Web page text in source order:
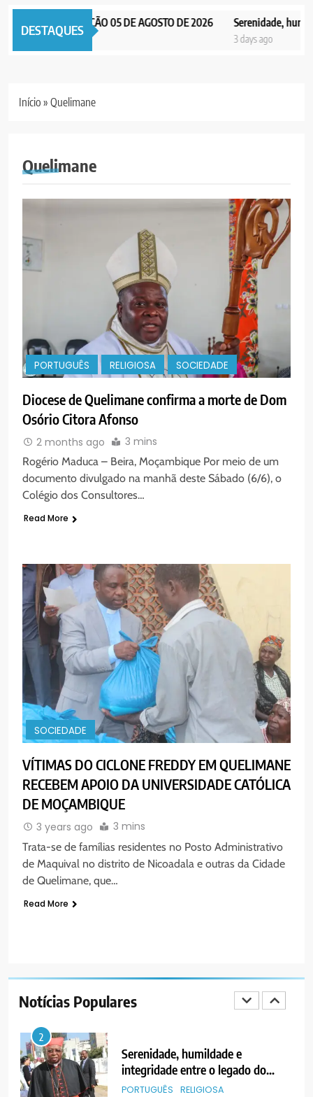
DESTAQUES
NOTICIAS EDIÇÃO 05 DE AGOSTO DE 2026
days ago
Serenidade,
3 days ago
Início » Quelimane
Notícias Populares
5
Agentes de Pastoral bíblica no
encontro de revitalização na
Diocese de Chimoio
PORTUGUÊS
“Um movimento eclesial sem
Cristo como centro é uma simples
organização humana” – defende o
Padre Mubango
PORTUGUÊS RELIGIOSA
7
MERCADO DE INHAMÍZUA:
MUNICÍPIO DIZ QUE
TRANSFERÊNCIA DOS
VENDEDORES FOI ACEITE, MAS
SURGIRAM RESISTÊNCIAS PELO
CAMINHO
PORTUGUÊS
8
PAX NOTICIAS EDIÇÃO 28 DE
AGOSTO DE 2026
PORTUGUÊS
2
Serenidade, humildade e
integridade entre o legado do
Cardeal Júlio Langa
PORTUGUÊS RELIGIOSA
Quelimane
PORTUGUÊS RELIGIOSA SOCIEDADE
Diocese de Quelimane confirma a morte de Dom
Osório Citora Afonso
2 months ago 3 mins
Rogério Maduca – Beira, Moçambique Por meio de um
documento divulgado na manhã deste Sábado (6/6), o
Colégio dos Consultores…
Read More
SOCIEDADE
VÍTIMAS DO CICLONE FREDDY EM QUELIMANE
RECEBEM APOIO DA UNIVERSIDADE CATÓLICA
DE MOÇAMBIQUE
3 years ago 3 mins
Trata-se de famílias residentes no Posto Administrativo
de Maquival no distrito de Nicoadala e outras da Cidade
de Quelimane, que…
Read More